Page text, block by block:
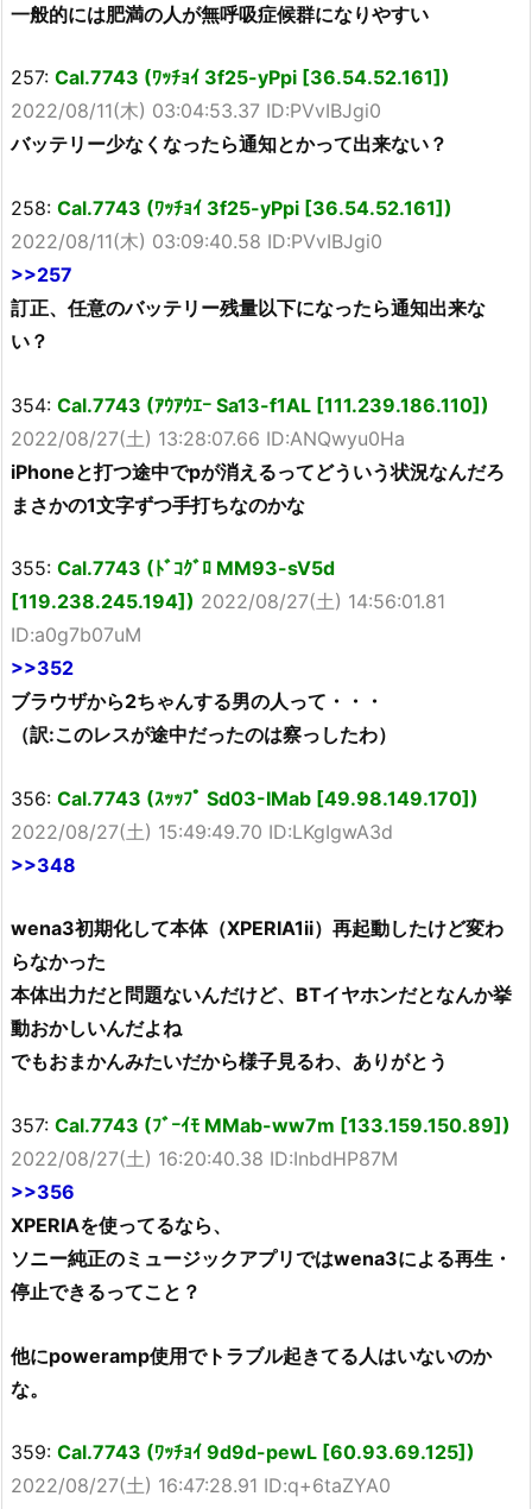
一般的には肥満の人が無呼吸症候群になりやすい
257: Cal.7743 (ﾜｯﾁｮｲ 3f25-yPpi [36.54.52.161])
2022/08/11(木) 03:04:53.37 ID:PVvIBJgi0
バッテリー少なくなったら通知とかって出来ない？
258: Cal.7743 (ﾜｯﾁｮｲ 3f25-yPpi [36.54.52.161])
2022/08/11(木) 03:09:40.58 ID:PVvIBJgi0
>>257
訂正、任意のバッテリー残量以下になったら通知出来な
い？
354: Cal.7743 (ｱｳｱｳｴｰ Sa13-f1AL [111.239.186.110])
2022/08/27(土) 13:28:07.66 ID:ANQwyu0Ha
iPhoneと打つ途中でpが消えるってどういう状況なんだろ
まさかの1文字ずつ手打ちなのかな
355: Cal.7743 (ﾄﾞｺｸﾞﾛ MM93-sV5d
[119.238.245.194]) 2022/08/27(土) 14:56:01.81
ID:a0g7b07uM
>>352
ブラウザから2ちゃんする男の人って・・・
（訳:このレスが途中だったのは察っしたわ）
356: Cal.7743 (ｽｯｯﾌﾟ Sd03-IMab [49.98.149.170])
2022/08/27(土) 15:49:49.70 ID:LKgIgwA3d
>>348
wena3初期化して本体（XPERIA1ii）再起動したけど変わ
らなかった
本体出力だと問題ないんだけど、BTイヤホンだとなんか挙
動おかしいんだよね
でもおまかんみたいだから様子見るわ、ありがとう
357: Cal.7743 (ﾌﾞｰｲﾓ MMab-ww7m [133.159.150.89])
2022/08/27(土) 16:20:40.38 ID:InbdHP87M
>>356
XPERIAを使ってるなら、
ソニー純正のミュージックアプリではwena3による再生・
停止できるってこと？
他にpoweramp使用でトラブル起きてる人はいないのか
な。
359: Cal.7743 (ﾜｯﾁｮｲ 9d9d-pewL [60.93.69.125])
2022/08/27(土) 16:47:28.91 ID:q+6taZYA0